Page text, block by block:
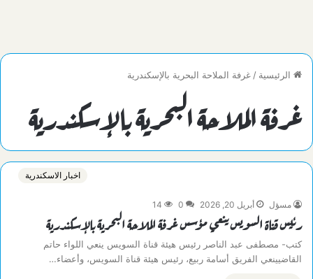
الرئيسية / غرفة الملاحة البحرية بالإسكندرية
غرفة الملاحة البحرية بالإسكندرية
اخبار الاسكندرية
مسؤل أبريل 20, 2026 0
14
رئيس قناة السويس ينعي مؤسس غرفة الملاحة البحرية بالإسكندرية
كتب- مصطفى عبد الناصر رئيس هيئة قناة السويس ينعي اللواء حاتم
القاضيينعي الفريق أسامة ربيع، رئيس هيئة قناة السويس، وأعضاء…